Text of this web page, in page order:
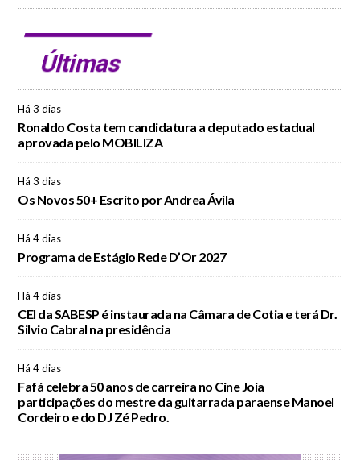
Últimas
Há 3 dias
Ronaldo Costa tem candidatura a deputado estadual
aprovada pelo MOBILIZA
Há 3 dias
Os Novos 50+ Escrito por Andrea Ávila
Há 4 dias
Programa de Estágio Rede D’Or 2027
Há 4 dias
CEI da SABESP é instaurada na Câmara de Cotia e terá Dr.
Silvio Cabral na presidência
Há 4 dias
Fafá celebra 50 anos de carreira no Cine Joia
participações do mestre da guitarrada paraense Manoel
Cordeiro e do DJ Zé Pedro.